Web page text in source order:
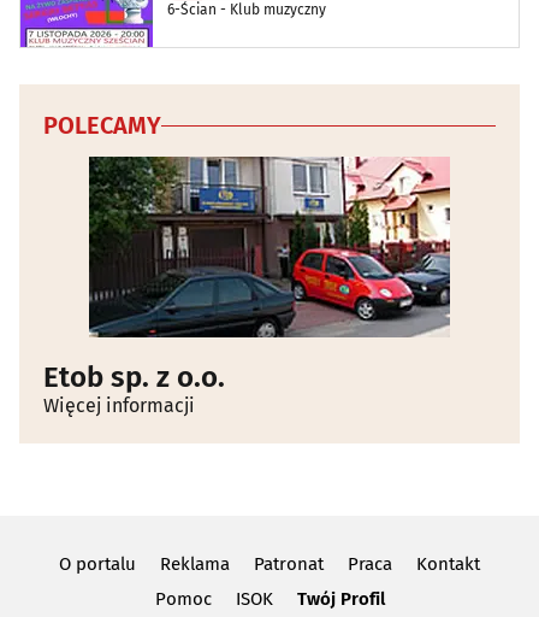
6-Ścian - Klub muzyczny
POLECAMY
Etob sp. z o.o.
Więcej informacji
O portalu Reklama Patronat Praca
Kontakt
Pomoc
ISOK Twój Profil